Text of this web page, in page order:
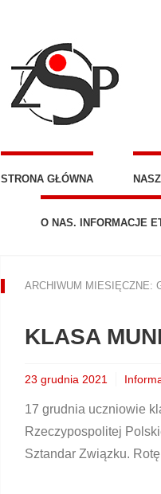
STRONA GŁÓWNA
O NAS. INFORMACJE
ARCHIWUM MIESIĘCZNE:
KLASA
23 grudnia 2021
17 grudnia uczniowie
Rzeczypospolitej
Sztandar Związku.